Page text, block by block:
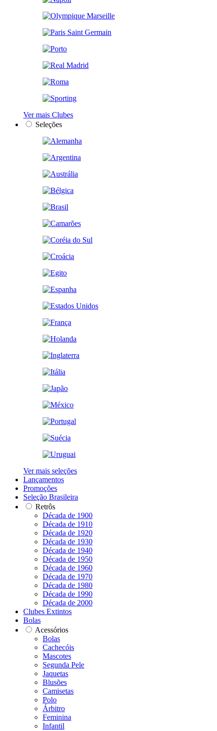
Ver mais Clubes
Seleções
Ver mais seleções
Lançamentos
Promoções
Seleção Brasileira
Retrôs
Década de 1900
Década de 1910
Década de 1920
Década de 1930
Década de 1940
Década de 1950
Década de 1960
Década de 1970
Década de 1980
Década de 1990
Década de 2000
Clubes Extintos
Bolas
Acessórios
Bolas
Cachecóis
Mascotes
Segunda Pele
Jaquetas
Blusões
Camisetas
Polo
Árbitro
Feminina
Infantil